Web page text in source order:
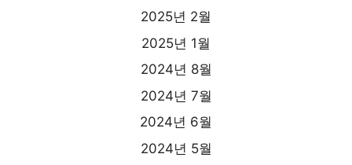
2025년 2월
2025년 1월
2024년 8월
2024년 7월
2024년 6월
2024년 5월